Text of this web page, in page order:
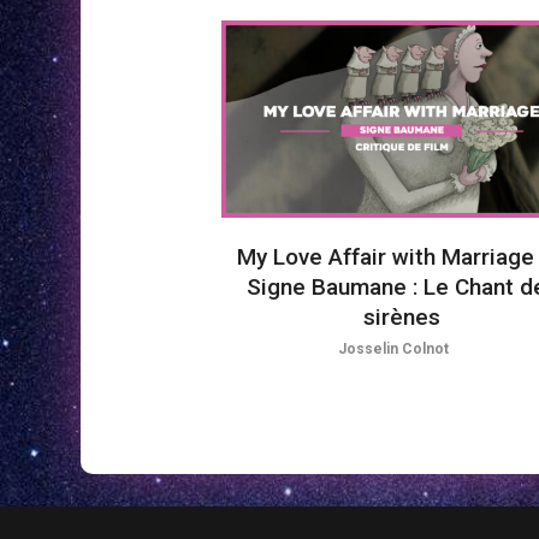
My Love Affair with Marriage
Signe Baumane : Le Chant
sirènes
Josselin Colnot